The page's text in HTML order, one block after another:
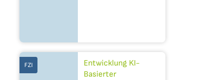
FZI
Entwicklung KI-
Basierter